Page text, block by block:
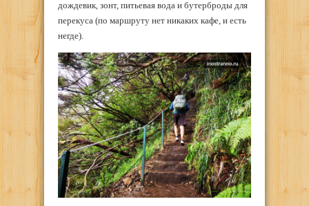
дождевик, зонт, питьевая вода и бутерброды для
перекуса (по маршруту нет никаких кафе, и есть
негде).